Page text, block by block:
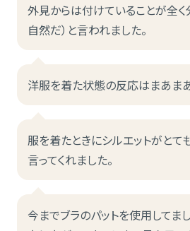
外見からは付けていることが全く
自然だ）と言われました。
洋服を着た状態の反応はまあまあ
服を着たときにシルエットがとて
言ってくれました。
今までブラのパットを使用してま